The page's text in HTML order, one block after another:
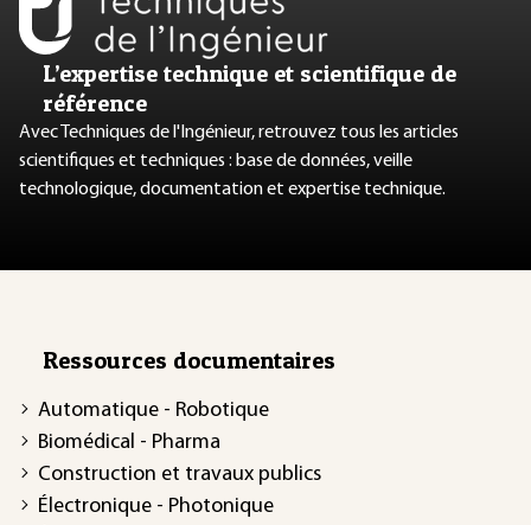
L’expertise technique et scientifique de
référence
Avec Techniques de l'Ingénieur, retrouvez tous les articles
scientifiques et techniques : base de données, veille
technologique, documentation et expertise technique.
Ressources documentaires
Automatique - Robotique
Biomédical - Pharma
Construction et travaux publics
Électronique - Photonique